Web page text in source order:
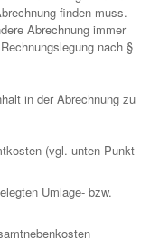
finden muss.
Abrechnung immer
nach §
in der Abrechnung zu
(vgl. unten Punkt
Umlage- bzw.